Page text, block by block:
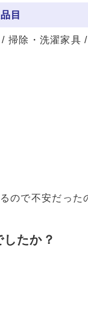
目
/ 掃除・洗濯家具
ので不安だった
たか？